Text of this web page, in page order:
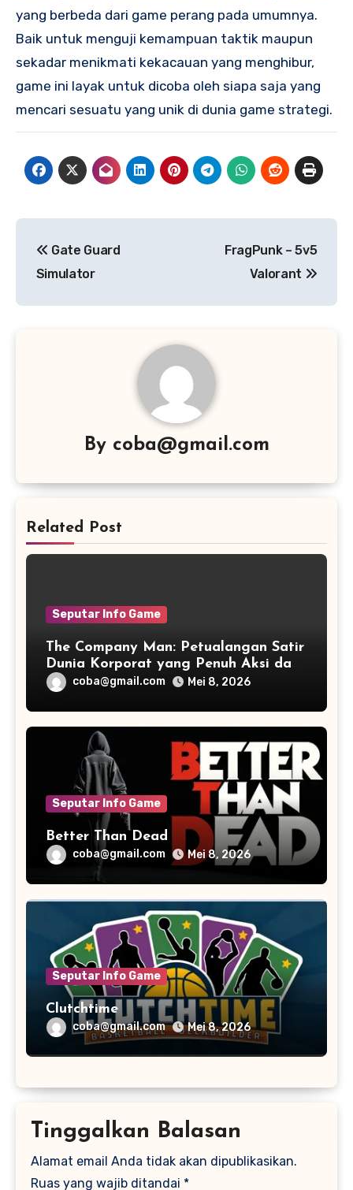
yang berbeda dari game perang pada umumnya.
Baik untuk menguji kemampuan taktik maupun
sekadar menikmati kekacauan yang menghibur,
game ini layak untuk dicoba oleh siapa saja yang
mencari sesuatu yang unik di dunia game strategi.
pos
Gate Guard
Simulator
FragPunk – 5v5
Valorant
By coba@gmail.com
Related Post
Seputar Info Game
The Company Man: Petualangan Satir
Dunia Korporat yang Penuh Aksi dan
Humorcoba@gmail.com Mei 8, 2026
Seputar Info Game
Better Than Dead
coba@gmail.com Mei 8, 2026
Seputar Info Game
Clutchtime
coba@gmail.com Mei 8, 2026
Tinggalkan Balasan
Alamat email Anda tidak akan dipublikasikan.
Ruas yang wajib ditandai *